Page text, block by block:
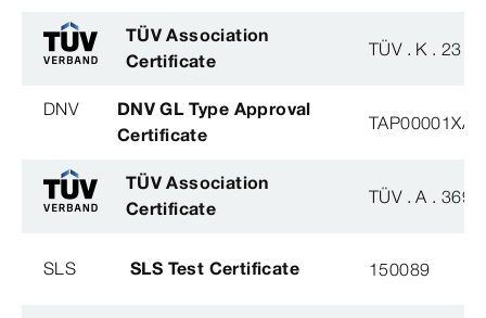
TÜV Association
Certificate
TÜV . K . 23 -
DNV
DNV GL Type Approval
Certificate
TAP00001XA
TÜV Association
Certificate
TÜV . A . 369
SLS SLS Test Certificate 150089